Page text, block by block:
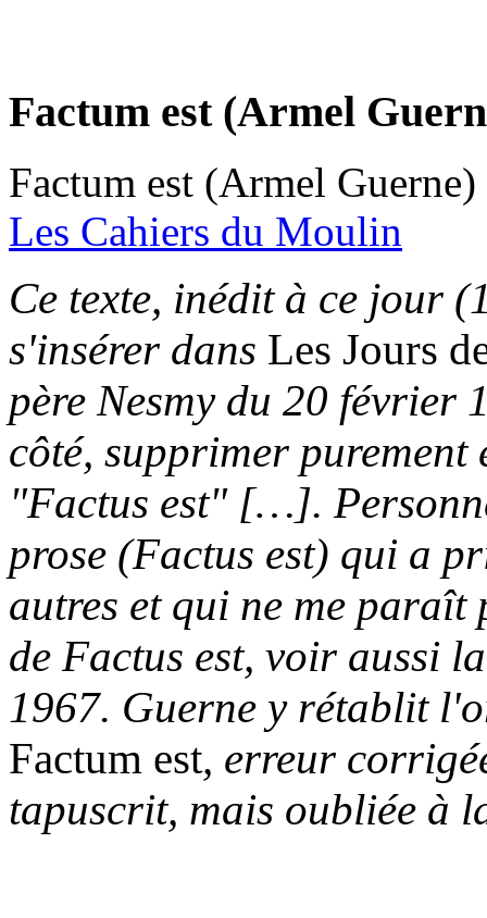
Factum est (Armel
Factum est (Armel Guerne)
Les Cahiers du Moulin
Ce texte, inédit à ce jour
s'insérer dans Les Jours
père Nesmy du 20 février
côté, supprimer
"Factus est" […].
prose (Factus est) qui a
autres et qui ne me
de Factus est, voir aussi
1967. Guerne y rétablit
Factum est, erreur
tapuscrit, mais oubliée à